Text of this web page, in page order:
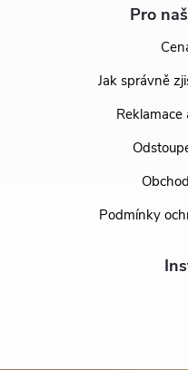
Pro
Jak správně
Podmínky